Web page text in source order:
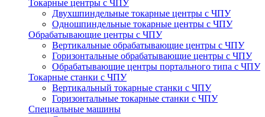
Токарные центры с ЧПУ
Двухшпиндельные токарные центры с ЧПУ
Одношпиндельные токарные центры с ЧПУ
Обрабатывающие центры с ЧПУ
Вертикальные обрабатывающие центры с ЧПУ
Горизонтальные обрабатывающие центры с ЧПУ
Обрабатывающие центры портального типа с ЧПУ
Токарные станки с ЧПУ
Вертикальный токарные станки с ЧПУ
Горизонтальные токарные станки с ЧПУ
Специальные машины